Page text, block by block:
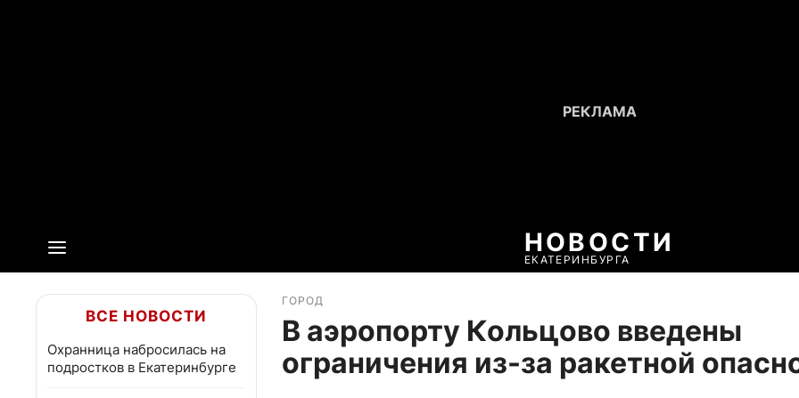
НОВОСТИ
ЕКАТЕРИНБУРГА
ВСЕ НОВОСТИ
Охранница набросилась на
подростков в Екатеринбурге
ГОРОД
В аэропорту Кольцово введены
ограничения из-за ракетной